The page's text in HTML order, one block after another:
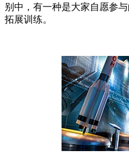
别中，有一种是大家自愿参
拓展训练。